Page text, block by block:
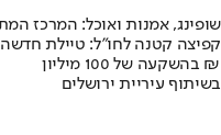
שופינג, אמנות ואוכל: המרכז
קפיצה קטנה לחו"ל: טיילת
בהשקעה של 100 מיליון ₪
בשיתוף עיריית ירושלים